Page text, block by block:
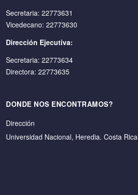
Secretaria: 22773631
Vicedecano: 22773630
Dirección Ejecutiva:
Secretaria: 22773634
Directora: 22773635
DONDE NOS ENCONTRAMOS?
Dirección
Universidad Nacional, Heredia. Costa Rica